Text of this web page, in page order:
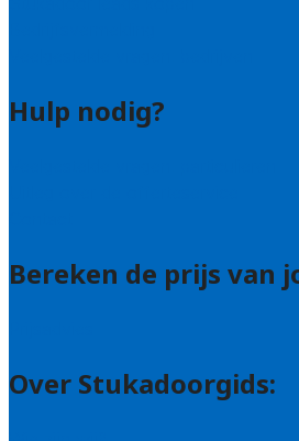
Hulp nodig?
Bereken de prijs van
Over Stukadoorgids: